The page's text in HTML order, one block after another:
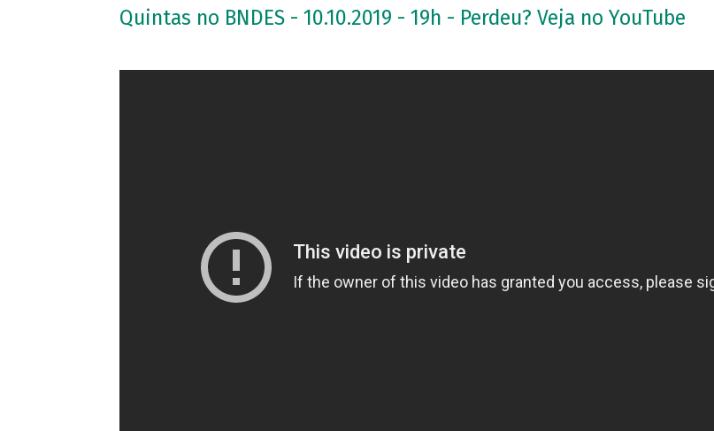
Quintas no BNDES - 10.10.2019 - 19h - Perdeu? Veja no YouTube